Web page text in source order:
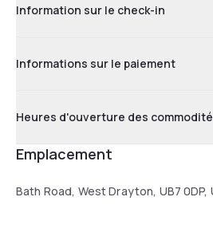
Information sur le check-in
Informations sur le paiement
Heures d'ouverture des
Emplacement
Bath Road, West Drayton, UB7 0DP,